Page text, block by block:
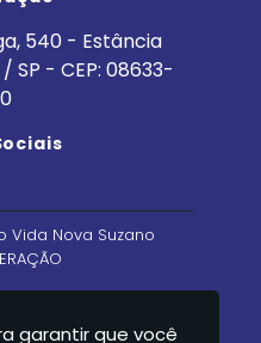
540 - Estância
SP - CEP: 08633-
Vida Nova Suzano
garantir que você